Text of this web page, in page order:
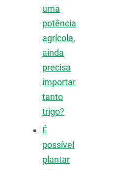
uma
potência
agrícola,
ainda
precisa
importar
tanto
trigo?
É
possível
plantar